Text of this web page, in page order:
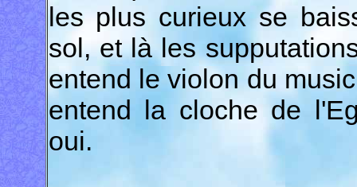
les plus curieux se
sol, et là les
entend le violon du
entend la cloche de
oui.